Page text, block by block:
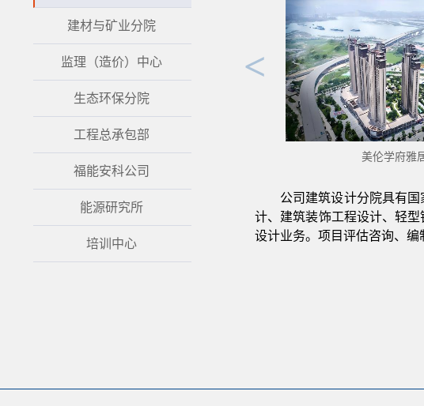
建材与矿业分院
监理（造价）中心
生态环保分院
工程总承包部
福能安科公司
能源研究所
培训中心
<
福能新能源公司后勤保障基地工程 美伦学府雅
公司建筑设计分院具有国
计、建筑装饰工程设计、轻
设计业务。项目评估咨询、编